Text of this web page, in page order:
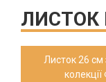
ЛИСТОК
Листок 26 см